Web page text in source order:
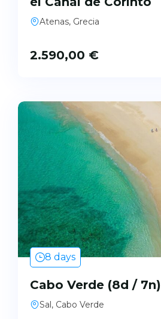
Atenas, Grecia
2.590,00 €
8 days
Cabo Verde (8d / 7n)
Sal, Cabo Verde